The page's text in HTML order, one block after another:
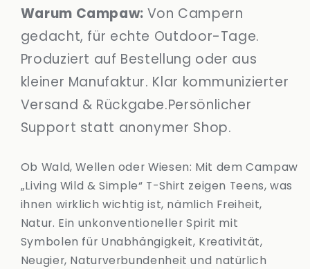
Wild
Simple
Edition
Outdoor
Wild
&amp;
Simple
Edition
Outdoor
Warum Campaw: Von Campern
gedacht, für echte Outdoor-Tage.
Produziert auf Bestellung oder aus
kleiner Manufaktur. Klar kommunizierter
Versand & Rückgabe.Persönlicher
Support statt anonymer Shop.
Ob Wald, Wellen oder Wiesen: Mit dem Campaw
„Living Wild & Simple“ T-Shirt zeigen Teens, was
ihnen wirklich wichtig ist, nämlich Freiheit,
Natur. Ein unkonventioneller Spirit mit
Symbolen für Unabhängigkeit, Kreativität,
Neugier, Naturverbundenheit und natürlich